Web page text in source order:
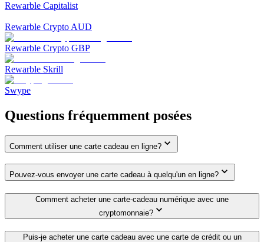
Rewarble Capitalist
Rewarble Crypto AUD
Rewarble Crypto GBP
Rewarble Skrill
Swype
Questions fréquemment posées
Comment utiliser une carte cadeau en ligne?
Pouvez-vous envoyer une carte cadeau à quelqu'un en ligne?
Comment acheter une carte-cadeau numérique avec une
cryptomonnaie?
Puis-je acheter une carte cadeau avec une carte de crédit ou un